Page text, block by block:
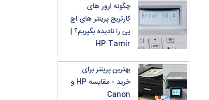
چگونه ارور های
کارتریج پرینتر های اچ
پی را نادیده بگیریم؟ |
HP Tamir
بهترین پرینتر برای
خرید - مقایسه HP و
Canon